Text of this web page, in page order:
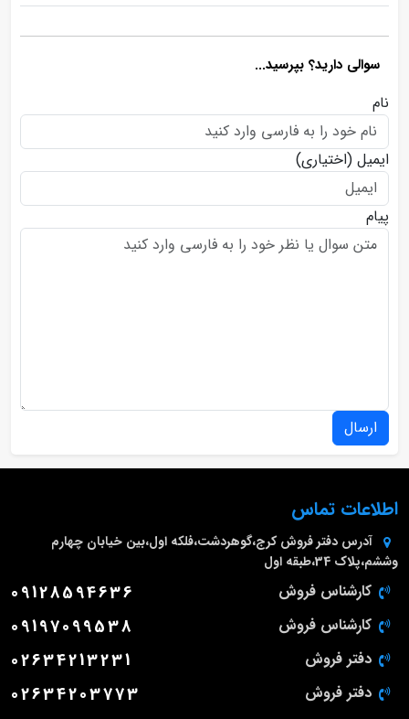
سوالی دارید؟ بپرسید...
نام
ایمیل (اختیاری)
پیام
ارسال
اطلاعات تماس
آدرس دفتر فروش کرج،گوهردشت،فلکه اول،بین خیابان چهارم
وششم،پلاک 34،طبقه اول
کارشناس فروش 09128594636
کارشناس فروش 09197099538
دفتر فروش 02634213231
دفتر فروش 02634203773